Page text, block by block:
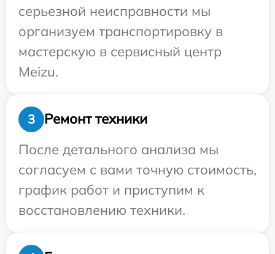
серьезной неисправности мы
организуем транспортировку в
мастерскую в сервисный центр
Meizu.
3
Ремонт техники
После детального анализа мы
согласуем с вами точную стоимость,
график работ и приступим к
восстановлению техники.